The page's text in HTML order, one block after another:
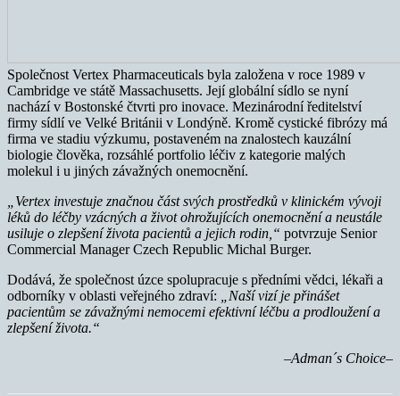
Společnost Vertex Pharmaceuticals byla založena v roce 1989 v
Cambridge ve státě Massachusetts. Její globální sídlo se nyní
nachází v Bostonské čtvrti pro inovace. Mezinárodní ředitelství
firmy sídlí ve Velké Británii v Londýně. Kromě cystické fibrózy má
firma ve stadiu výzkumu, postaveném na znalostech kauzální
biologie člověka, rozsáhlé portfolio léčiv z kategorie malých
molekul i u jiných závažných onemocnění.
„Vertex investuje značnou část svých prostředků v klinickém vývoji
léků do léčby vzácných a život ohrožujících onemocnění a neustále
usiluje o zlepšení života pacientů a jejich rodin,“ potvrzuje Senior
Commercial Manager Czech Republic Michal Burger.
Dodává, že společnost úzce spolupracuje s předními vědci, lékaři a
odborníky v oblasti veřejného zdraví: „Naší vizí je přinášet
pacientům se závažnými nemocemi efektivní léčbu a prodloužení a
zlepšení života.“
–Adman´s Choice–